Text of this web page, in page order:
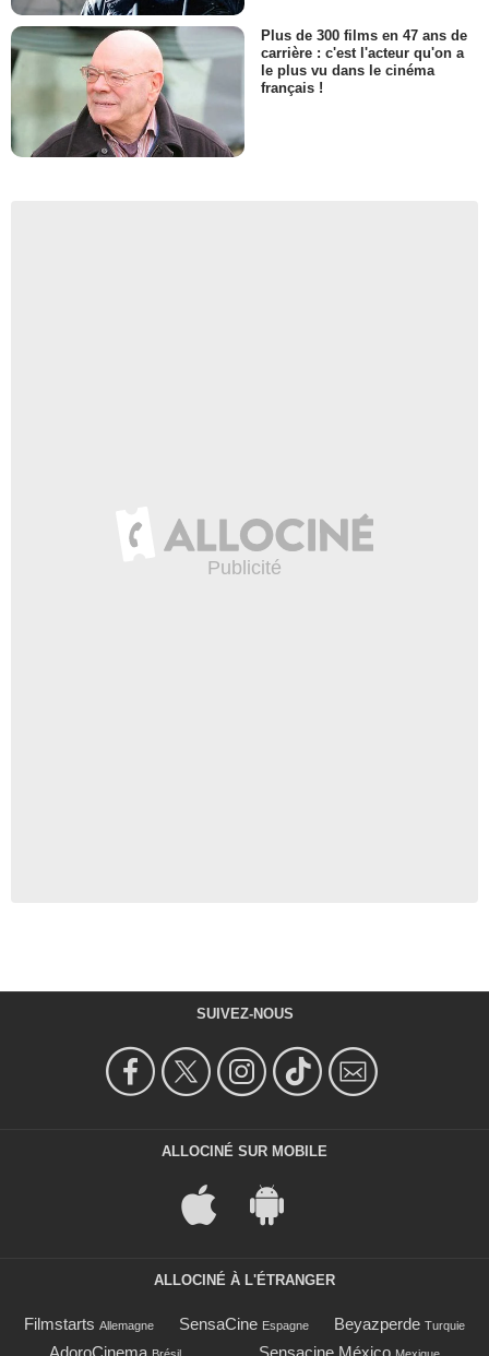
Plus de 300 films en 47 ans de
carrière : c'est l'acteur qu'on a
le plus vu dans le cinéma
français !
SUIVEZ-NOUS
ALLOCINÉ SUR MOBILE
ALLOCINÉ À L'ÉTRANGER
Filmstarts Allemagne SensaCine Espagne Beyazperde Turquie
AdoroCinema Sensacine México